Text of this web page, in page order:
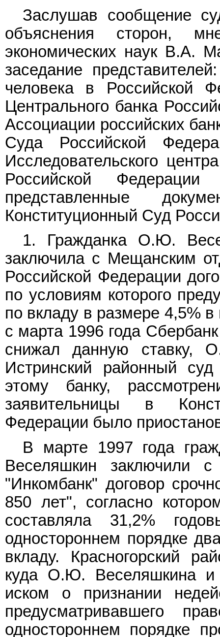
Заслушав сообщение
объяснения сторон,
экономических наук В.А.
заседание
человека в Российской
Центрального банка
Ассоциации российских
Суда Российской
Исследовательского
Российской
представленные
Конституционный Суд
1. Гражданка О.Ю.
заключила с Мещанским
Российской Федерации
по условиям которого
по вкладу в размере 4,5%
с марта 1996 года
снижал данную ставку,
Истринский районный
этому банку,
заявительницы в
Федерации было
В марте 1997 года
Веселяшкин заключили
"Инкомбанк" договор
850 лет", согласно
составляла 31,2%
одностороннем порядке
вкладу. Красногорский
куда О.Ю. Веселяшкина
иском о признании
предусматривавшего
одностороннем порядке